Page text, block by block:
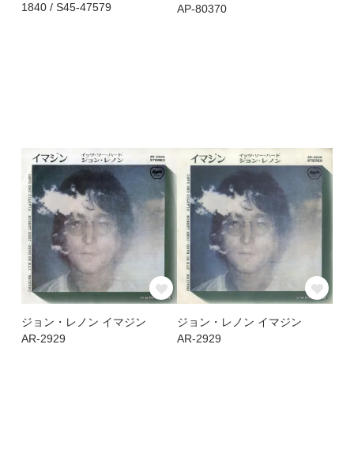
1840 / S45-47579
AP-80370
ジョン・レノン イマジン
AR-2929
ジョン・レノン イマジン
AR-2929